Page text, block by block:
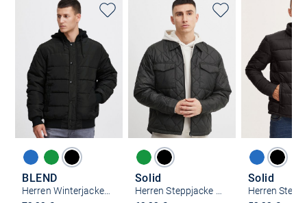
BLEND
Herren Winterjacke - BHOuterwear
Solid Solid